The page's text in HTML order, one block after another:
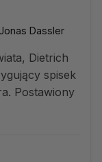
Dassler
Dietrich
spisek
Postawiony